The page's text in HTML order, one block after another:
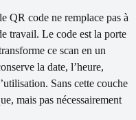
QR code ne remplace pas à
travail. Le code est la porte
ce scan en un
la date, l’heure,
Sans cette couche
mais pas nécessairement